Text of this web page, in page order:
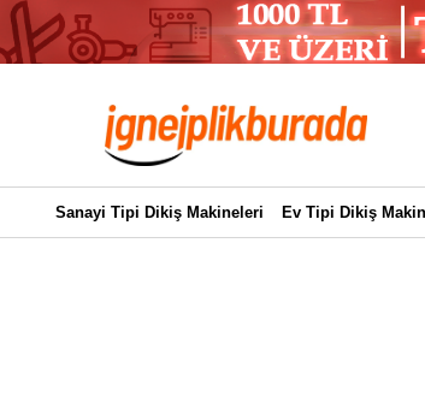
Sanayi Tipi Dikiş Makineleri Ev Tipi Dikiş